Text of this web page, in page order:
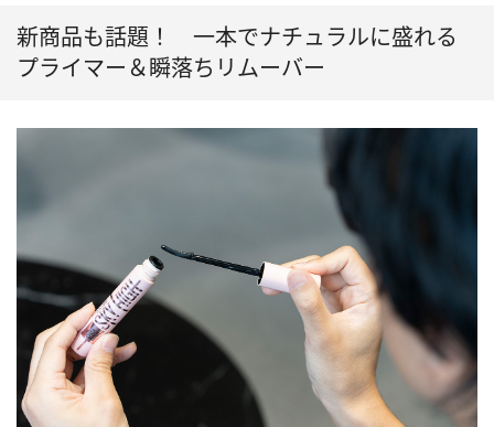
新商品も話題！ 一本でナチュラルに盛れる
プライマー＆瞬落ちリムーバー